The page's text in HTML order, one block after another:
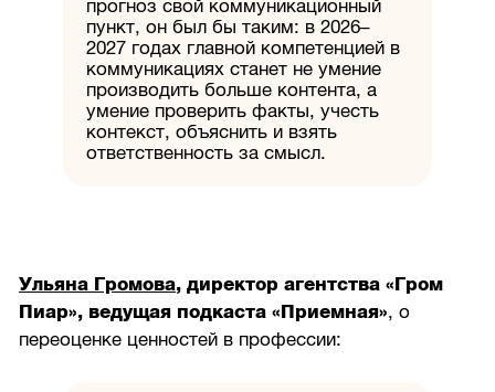
прогноз свой коммуникационный
пункт, он был бы таким: в 2026–
2027 годах главной компетенцией в
коммуникациях станет не умение
производить больше контента, а
умение проверить факты, учесть
контекст, объяснить и взять
ответственность за смысл.
Ульяна Громова, директор агентства «Гром
Пиар», ведущая подкаста «Приемная», о
переоценке ценностей в профессии: